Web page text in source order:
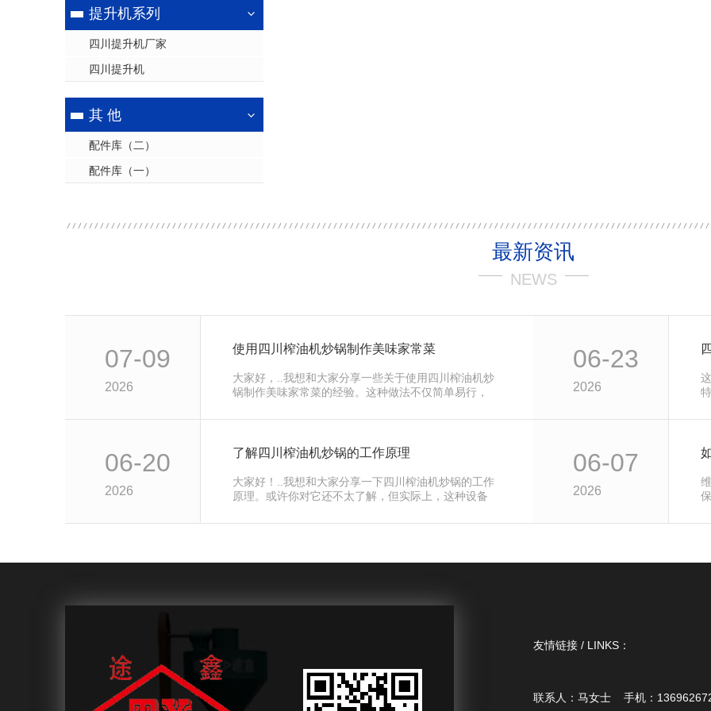
提升机系列
四川提升机厂家
四川提升机
其 他
配件库（二）
配件库（一）
最新资讯
NEWS
07-09
2026
使用四川榨油机炒锅制作美味家常菜
大家好，..我想和大家分享一些关于使用四川榨油机炒
锅制作美味家常菜的经验。这种做法不仅简单易行，
06-23
2026
06-20
2026
了解四川榨油机炒锅的工作原理
大家好！..我想和大家分享一下四川榨油机炒锅的工作
原理。或许你对它还不太了解，但实际上，这种设备
06-07
2026
友情链接 / LINKS：
联系人：马女士 手机：